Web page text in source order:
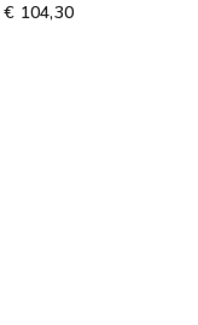
€ 104,30